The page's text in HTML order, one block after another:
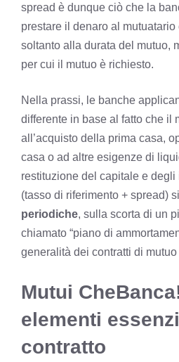
spread è dunque ciò che la
prestare il denaro al mutuatario
soltanto alla durata del mutuo,
per cui il mutuo è richiesto.
Nella prassi, le banche
differente in base al fatto che il
all’acquisto della prima casa,
casa o ad altre esigenze di
restituzione del capitale e
(tasso di riferimento + spread)
periodiche, sulla scorta di un
chiamato “piano di
generalità dei contratti di
Mutui
elementi
contratto